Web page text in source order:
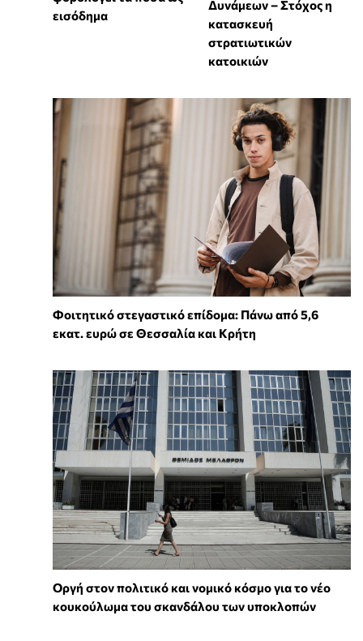
εισόδημα
Δυνάμεων – Στόχος η
κατασκευή
στρατιωτικών
κατοικιών
Φοιτητικό στεγαστικό επίδομα: Πάνω από 5,6
εκατ. ευρώ σε Θεσσαλία και Κρήτη
Οργή στον πολιτικό και νομικό κόσμο για το νέο
κουκούλωμα του σκανδάλου των υποκλοπών